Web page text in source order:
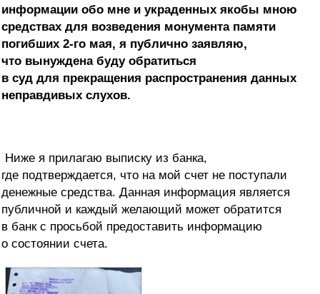
информации обо мне и украденных якобы мною
средствах для возведения монумента памяти
погибших 2-го мая, я публично заявляю,
что вынуждена буду обратиться
в суд для прекращения распространения данных
неправдивых слухов.
Ниже я прилагаю выписку из банка,
где подтверждается, что на мой счет не поступали
денежные средства. Данная информация является
публичной и каждый желающий может обратится
в банк с просьбой предоставить информацию
о состоянии счета.